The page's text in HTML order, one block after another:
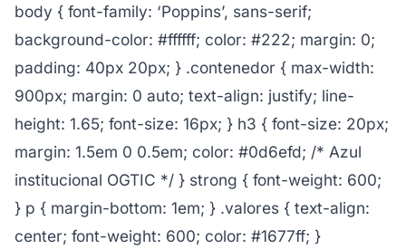
body { font-family: ‘Poppins’, sans-serif;
background-color: #ffffff; color: #222; margin: 0;
padding: 40px 20px; } .contenedor { max-width:
900px; margin: 0 auto; text-align: justify; line-
height: 1.65; font-size: 16px; } h3 { font-size: 20px;
margin: 1.5em 0 0.5em; color: #0d6efd; /* Azul
institucional OGTIC */ } strong { font-weight: 600;
} p { margin-bottom: 1em; } .valores { text-align:
center; font-weight: 600; color: #1677ff; }